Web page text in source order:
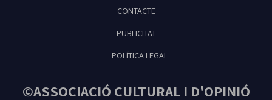
CONTACTE
PUBLICITAT
POLÍTICA LEGAL
©ASSOCIACIÓ CULTURAL I D'OPINIÓ